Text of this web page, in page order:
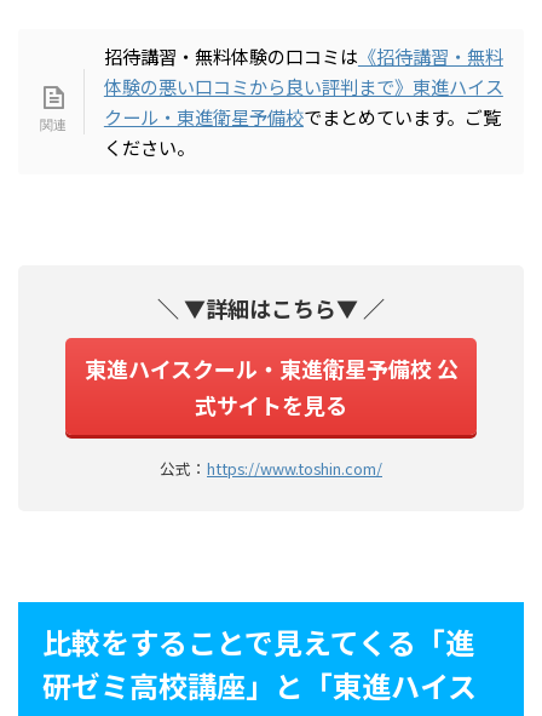
招待講習・無料体験の口コミは 《招待講習・無料
体験の悪い口コミから良い評判まで》東進ハイス
クール・東進衛星予備校でまとめています。ご覧
ください。
＼ ▼詳細はこちら▼ ／
東進ハイスクール・東進衛星予備校 公
式サイトを見る
公式： https://www.toshin.com/
比較をすることで見えてくる「進
研ゼミ高校講座」と「東進ハイス